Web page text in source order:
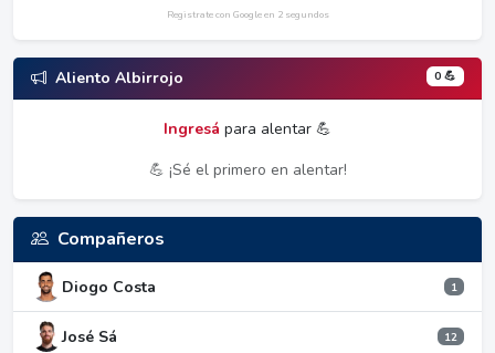
Registrate con Google en 2 segundos
Aliento Albirrojo 0 💪
Ingresá para alentar 💪
💪 ¡Sé el primero en alentar!
Compañeros
Diogo Costa 1
José Sá 12